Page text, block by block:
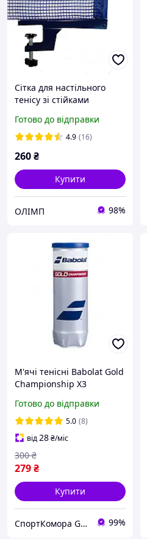
Сітка для настільного
тенісу зі стійками
Готово до відправки
4.9 (16)
260₴
Купити
ОЛІМП 98%
М'ячі тенісні Babolat Gold
Championship X3
Готово до відправки
5.0 (8)
від28₴/міс
279₴
300 ₴
Купити
СпортКомора GalaBola 99%